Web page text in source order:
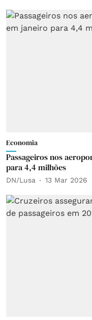
Economia
Passageiros nos
para 4,4 milhões
DN/Lusa 13 Mar 2026